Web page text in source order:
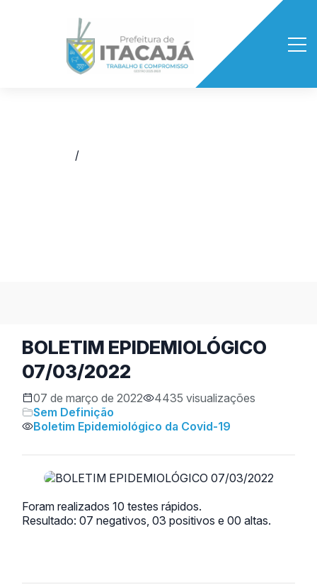
/
BOLETIM EPIDEMIOLÓGICO
07/03/2022
07 de março de 2022
4435 visualizações
Sem Definição
Boletim Epidemiológico da Covid-19
Foram realizados 10 testes rápidos.
Resultado: 07 negativos, 03 positivos e 00 altas.